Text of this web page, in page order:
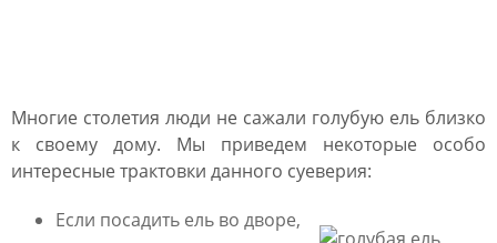
Многие столетия люди не сажали голубую ель близко
к своему дому. Мы приведем некоторые особо
интересные трактовки данного суеверия:
Если посадить ель во дворе,